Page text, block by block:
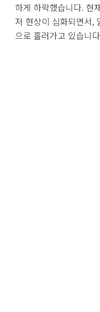
하게 하락했습니다. 현
저 현상이 심화되면서,
으로 흘러가고 있습니